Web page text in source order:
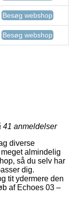
Besøg webshop
Besøg webshop
41 anmeldelser
diverse
almindelig
så du selv har
dig.
tit ydermere den
af Echoes 03 –